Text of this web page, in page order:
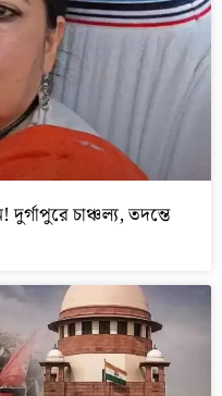
চাঞ্চল্য, তদন্তে